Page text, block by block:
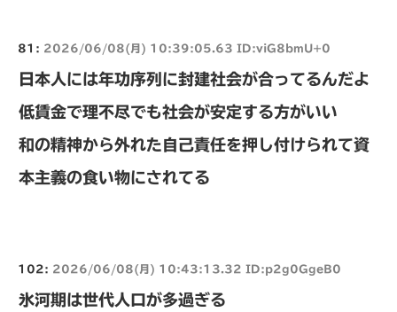
81: 2026/06/08(月) 10:39:05.63 ID:viG8bmU+0
日本人には年功序列に封建社会が合ってるんだよ
低賃金で理不尽でも社会が安定する方がいい
和の精神から外れた自己責任を押し付けられて資
本主義の食い物にされてる
102: 2026/06/08(月) 10:43:13.32 ID:p2g0GgeB0
氷河期は世代人口が多過ぎる